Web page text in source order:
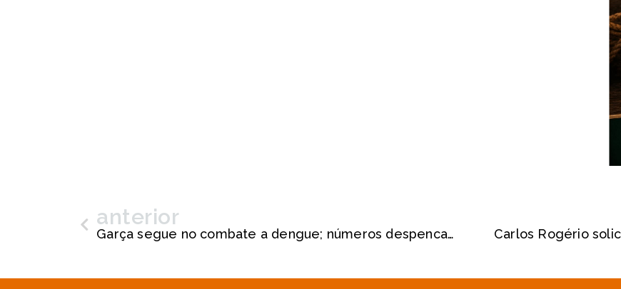
anterior
Garça segue no combate a dengue; números despencam nas últimas semanas